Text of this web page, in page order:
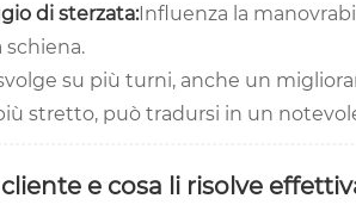
di sterzata:Influenza la
schiena.
su più turni, anche un
stretto, può tradursi in un
e cosa li risolve